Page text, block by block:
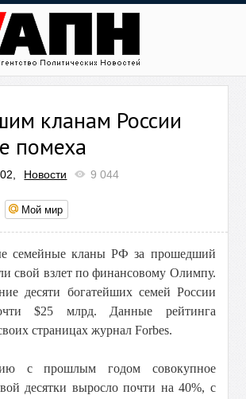
кланам России
помеха
Новости 9 044
Мой мир
семейные кланы РФ за прошедший
свой взлет по финансовому Олимпу.
десяти богатейших семей России
$25 млрд. Данные рейтинга
страницах журнал Forbes.
с прошлым годом совокупное
десятки выросло почти на 40%, с